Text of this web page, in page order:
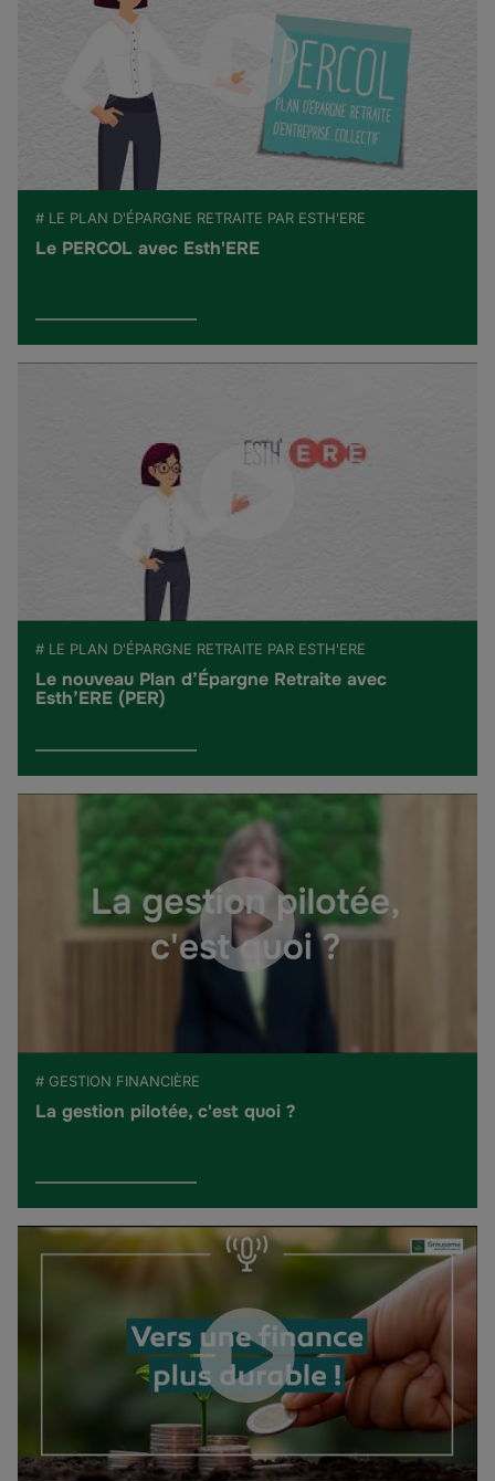
# LE PLAN D'ÉPARGNE RETRAITE PAR ESTH'ERE
Le PERCOL avec Esth'ERE
# LE PLAN D'ÉPARGNE RETRAITE PAR ESTH'ERE
Le nouveau Plan d’Épargne Retraite avec
Esth’ERE (PER)
# GESTION FINANCIÈRE
La gestion pilotée, c'est quoi ?